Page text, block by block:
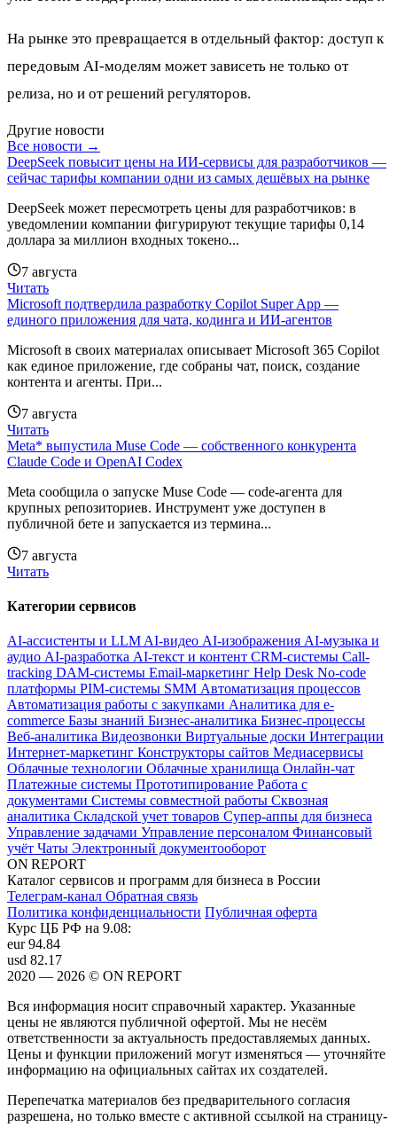
На рынке это превращается в отдельный фактор: доступ к
передовым AI-моделям может зависеть не только от
релиза, но и от решений регуляторов.
Другие новости
Все новости →
DeepSeek повысит цены на ИИ-сервисы для разработчиков —
сейчас тарифы компании одни из самых дешёвых на рынке
DeepSeek может пересмотреть цены для разработчиков: в
уведомлении компании фигурируют текущие тарифы 0,14
доллара за миллион входных токено...
7 августа
Читать
Microsoft подтвердила разработку Copilot Super App —
единого приложения для чата, кодинга и ИИ-агентов
Microsoft в своих материалах описывает Microsoft 365 Copilot
как единое приложение, где собраны чат, поиск, создание
контента и агенты. При...
7 августа
Читать
Meta* выпустила Muse Code — собственного конкурента
Claude Code и OpenAI Codex
Meta сообщила о запуске Muse Code — code-агента для
крупных репозиториев. Инструмент уже доступен в
публичной бете и запускается из термина...
7 августа
Читать
Категории сервисов
AI-ассистенты и LLM AI-видео AI-изображения AI-музыка и
аудио AI-разработка AI-текст и контент CRM-системы Call-
tracking DAM-системы Email-маркетинг Help Desk No-code
платформы PIM-системы SMM Автоматизация процессов
Автоматизация работы с закупками Аналитика для e-
commerce Базы знаний Бизнес-аналитика Бизнес-процессы
Веб-аналитика Видеозвонки Виртуальные доски Интеграции
Интернет-маркетинг Конструкторы сайтов Медиасервисы
Облачные технологии Облачные хранилища Онлайн-чат
Платежные системы Прототипирование Работа с
документами Системы совместной работы Сквозная
аналитика Складской учет товаров Супер-аппы для бизнеса
Управление задачами Управление персоналом Финансовый
учёт Чаты Электронный документооборот
ON REPORT
Каталог сервисов и программ для бизнеса в России
Телеграм-канал Обратная связь
Политика конфиденциальности Публичная оферта
Курс ЦБ РФ на 9.08:
eur94.84
usd 82.17
2020 — 2026 © ON REPORT
Вся информация носит справочный характер. Указанные
цены не являются публичной офертой. Мы не несём
ответственности за актуальность предоставляемых данных.
Цены и функции приложений могут изменяться — уточняйте
информацию на официальных сайтах их создателей.
Перепечатка материалов без предварительного согласия
разрешена, но только вместе с активной ссылкой на страницу-